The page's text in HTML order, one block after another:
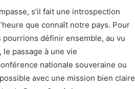
s’il fait une introspection
que connaît notre pays. Pour
définir ensemble, au vu
passage à une vie
nationale souveraine ou
avec une mission bien claire